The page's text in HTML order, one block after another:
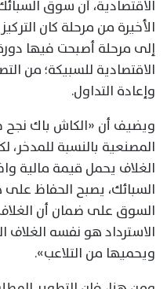
الاقتصادية، أن سوق
الأخيرة من مرحلة كان
إلى مرحلة أصبحت فيها
الاقتصادية للسبيكة؛ من
وإعادة التداول.
ويضيف أن «الكاش باك
المصنعية بالنسبة
الغلاف يحمل قيمة مالية
السبائك، يصبح الحفاظ على
السوق على ضمان أن
الاسترداد هو نفسه
ويحميها من التلاعب».